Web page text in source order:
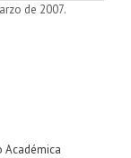
de 2007.
Académica